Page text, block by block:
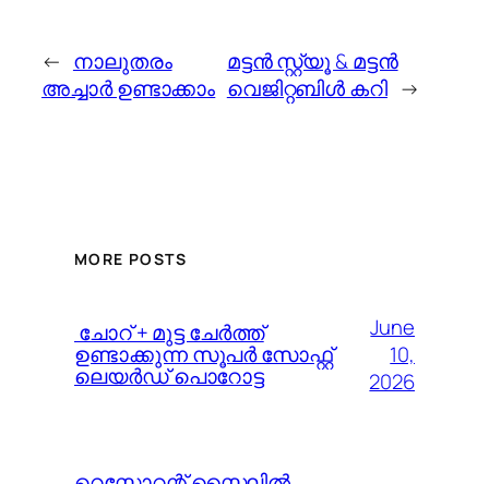
← നാലുതരം
അച്ചാര്‍ ഉണ്ടാക്കാം
മട്ടന്‍ സ്റ്റ്യൂ & മട്ടന്‍
വെജിറ്റബിള്‍ കറി →
MORE POSTS
️ ചോറ് + മുട്ട ചേർത്ത്
ഉണ്ടാക്കുന്ന സൂപർ സോഫ്റ്റ്
ലെയർഡ് പൊറോട്ട
June
10,
2026